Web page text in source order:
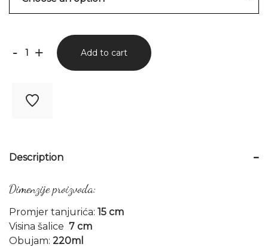
-
quantity
+ Add to cart
Description
Dimenzije proizvoda:
Promjer tanjurića: 15 cm
Visina šalice 7 cm
Obujam: 220ml